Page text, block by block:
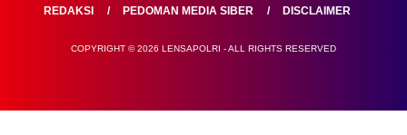
REDAKSI PEDOMAN MEDIA SIBER DISCLAIMER
COPYRIGHT © 2026 LENSAPOLRI - ALL RIGHTS RESERVED